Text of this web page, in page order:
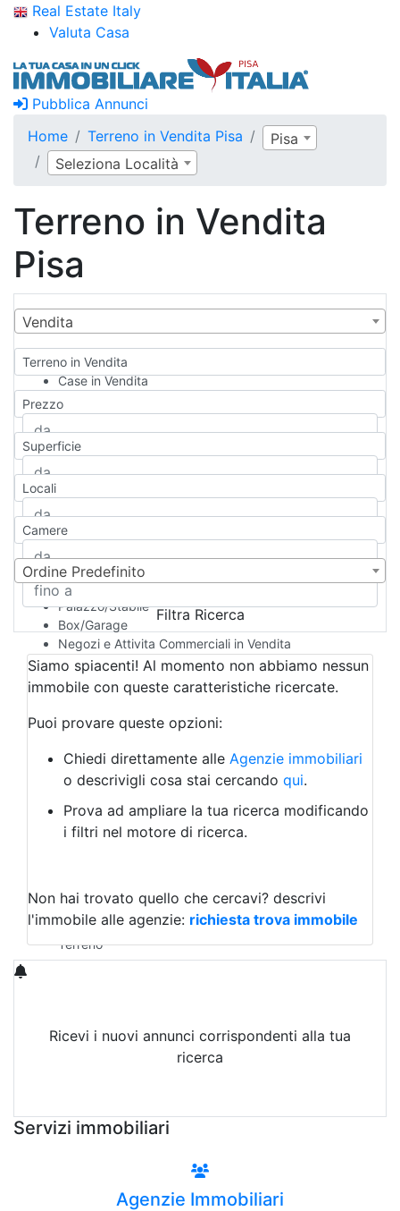
Real Estate Italy
Valuta Casa
Pubblica Annunci
Home
Terreno in Vendita Pisa
Pisa
Seleziona Località
Terreno in Vendita
Pisa
Vendita
Terreno in Vendita
Case in Vendita
Qualsiasi
Appartamento
Casa indipendente
Casa Semi-indipendente
Attico/Mansarda
Rustico/Casale
Camera d'Albergo
Multiproprietà
Palazzo/Stabile
Box/Garage
Negozi e Attivita Commerciali in Vendita
Qualsiasi
Attività/Licenza Commerciale
Azienda Agricola
Bar/Ristorante
Albergo
Laboratorio Artigianale
Negozio/locale commerciale
Agriturismo
Magazzini
Qualsiasi
Terreno edificabile
Terreno
Prezzo
Superficie
Locali
Camere
Ordine Predefinito
Filtra Ricerca
Siamo spiacenti! Al momento non abbiamo nessun
immobile con queste caratteristiche ricercate.
Puoi provare queste opzioni:
Chiedi direttamente alle Agenzie immobiliari
o descrivigli cosa stai cercando qui.
Prova ad ampliare la tua ricerca modificando
i filtri nel motore di ricerca.
Non hai trovato quello che cercavi? descrivi
l'immobile alle agenzie: richiesta trova immobile
Ricevi i nuovi annunci corrispondenti alla tua
ricerca
Servizi immobiliari
Agenzie Immobiliari